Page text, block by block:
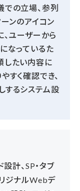
の立場、参列
ンのアイコン
、ユーザーから
なっているた
したい内容に
すく確認でき、
するシステム設
計、SP・タブ
ジナルWebデ